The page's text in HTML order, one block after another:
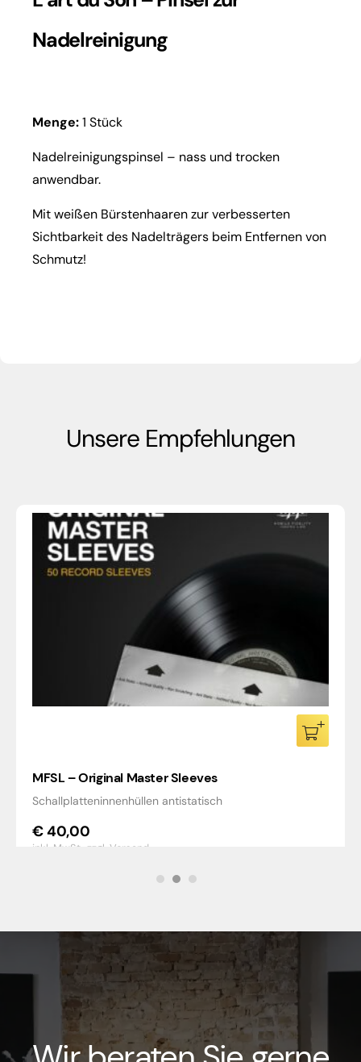
Nadelreinigung
Menge:1 Stück
Nadelreinigungspinsel – nass und trocken
anwendbar.
Mit weißen Bürstenhaaren zur verbesserten
Sichtbarkeit des Nadelträgers beim Entfernen von
Schmutz!
Unsere Empfehlungen
MFSL – Original Master Sleeves
Schallplatteninnenhüllen antistatisch
€40,00
inkl. MwSt., zzgl. Versand